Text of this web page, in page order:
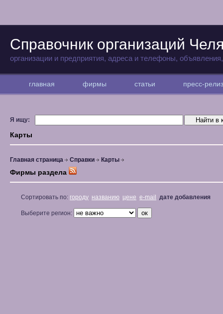
Справочник организаций
организации и предприятия, адреса и телефоны,
главная фирмы статьи пресс-
Я ищу:
Карты
Главная страница Справки Карты
Фирмы раздела
Сортировать по: городу названию цене e-mail дате добавления
Выберите регион: